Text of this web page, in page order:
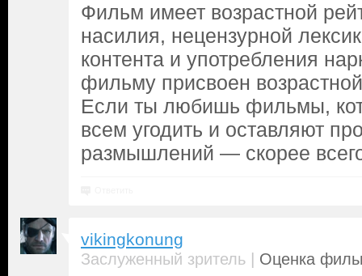
Фильм имеет возрастной
насилия, нецензурной
контента и употребления
фильму присвоен
Если ты любишь фильмы,
всем угодить и оставляют
размышлений — скорее
vikingkonung
Заслуженный зритель | Оценка